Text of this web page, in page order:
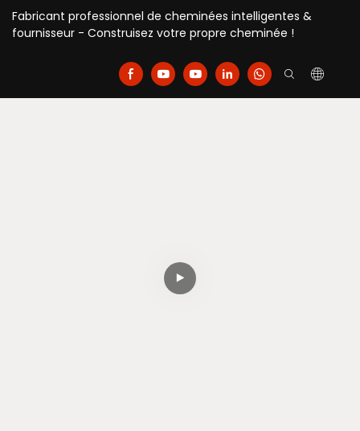
Fabricant professionnel de cheminées intelligentes &
fournisseur - Construisez votre propre cheminée !